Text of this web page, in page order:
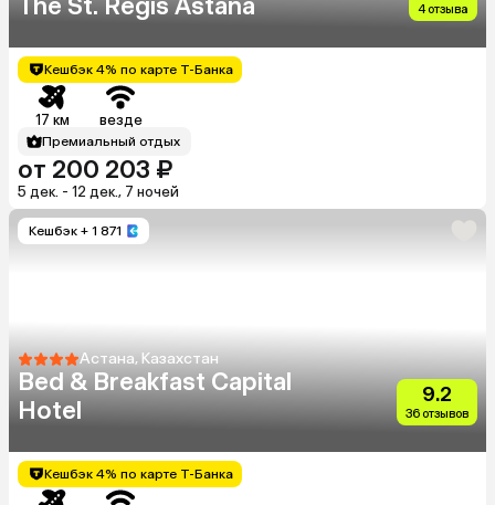
The St. Regis Astana 4 отзыва
Кешбэк 4% по карте Т-Банка
17 км везде
Премиальный отдых
от 200 203 ₽
5 дек. - 12 дек., 7 ночей
Кешбэк + 1 871
Астана, Казахстан
Bed & Breakfast Capital
Hotel
9.2
36 отзывов
Кешбэк 4% по карте Т-Банка